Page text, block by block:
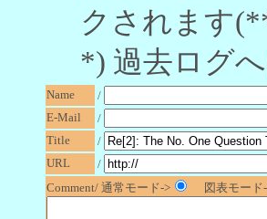
クされます
*) 過去ログ
Name
/
E-Mail
/
Title
/
URL
/
Comment/ 通常モード->
図表モード